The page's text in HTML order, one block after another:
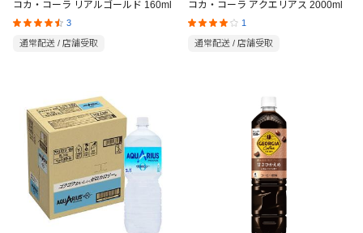
コカ・コーラ リアルゴールド 160ml
3
通常配送 / 店舗受取
コカ・コーラ アクエリアス 2000ml
1
通常配送 / 店舗受取